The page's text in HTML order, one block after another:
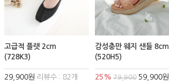
고급적 플랫 2cm
(728K3)
29,900원 리뷰수 : 82개
감성충만 웨지 샌들 8cm
(520H5)
25% 79,90059,900원